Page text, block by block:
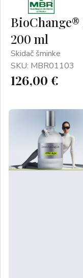
200 ml
Skidač šminke
SKU: MBR01103
126,00 €